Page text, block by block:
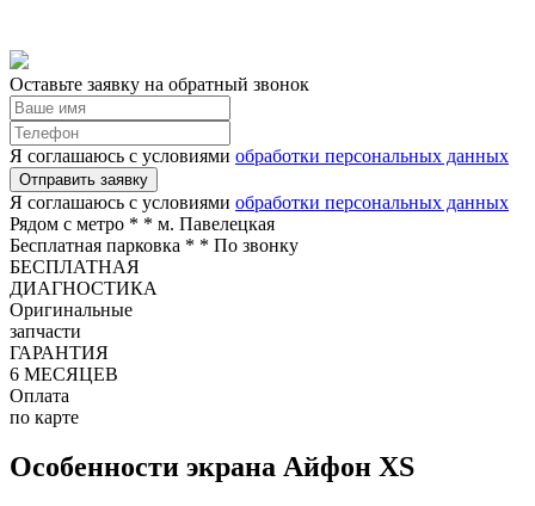
Оставьте заявку на обратный звонок
Я соглашаюсь с условиями обработки персональных данных
Отправить заявку
Я соглашаюсь с условиями обработки персональных данных
Рядом с метро * * м. Павелецкая
Бесплатная парковка * * По звонку
БЕСПЛАТНАЯ
ДИАГНОСТИКА
Оригинальные
запчасти
ГАРАНТИЯ
6 МЕСЯЦЕВ
Оплата
по карте
Особенности экрана Айфон XS